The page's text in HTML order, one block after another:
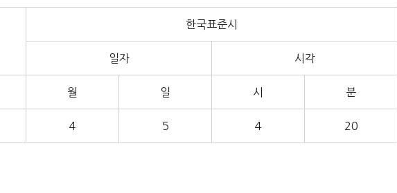
한국표준시
일자 시각
월 일 시 분
4 5 4 20